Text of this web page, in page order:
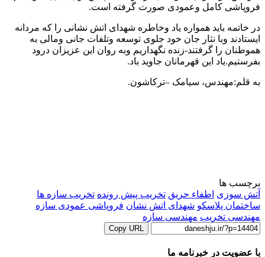
فروپاشی کامل وعمودی صورت گرفته است.
در خاتمه باید همواره یاد وخاطره شهدای اتش نشانی را که مردانه
ایستادند وبا نثار جان خود جلوی توسعه وتلفات جانی ومالی به
هموطنان را گرفتند-زنده نگهداریم وبه روان این عزیزان درود
بفرستیم.یاد این قهرمانان جاوید باد.
به قلم:مهندس، سیامک –ترکاشون.
برچسب ها
آتش سوزی اطفاء حریق تخریب پیش رونده تخریب سازه ها
ساختمان پلاسکو شهدای اتش نشان فروپاشی عمودی سازه
مهندسی تخریب مهندسی سازه
Copy URL
با عضویت در خبرنامه ما